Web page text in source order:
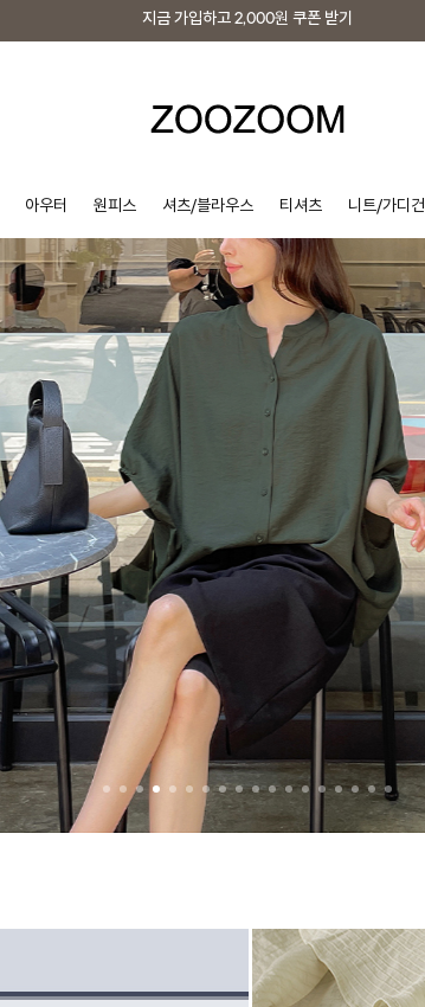
지금 가입하고 2,000원 쿠폰 받기
아우터 원피스 셔츠/블라우스 티셔츠 니트/가디건